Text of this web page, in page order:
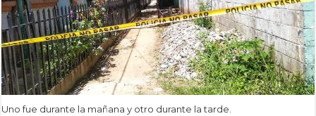
Uno fue durante la mañana y otro durante la tarde.